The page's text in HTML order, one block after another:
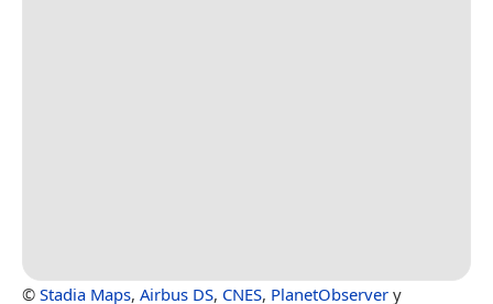
© Stadia Maps, Airbus DS, CNES, PlanetObserver y